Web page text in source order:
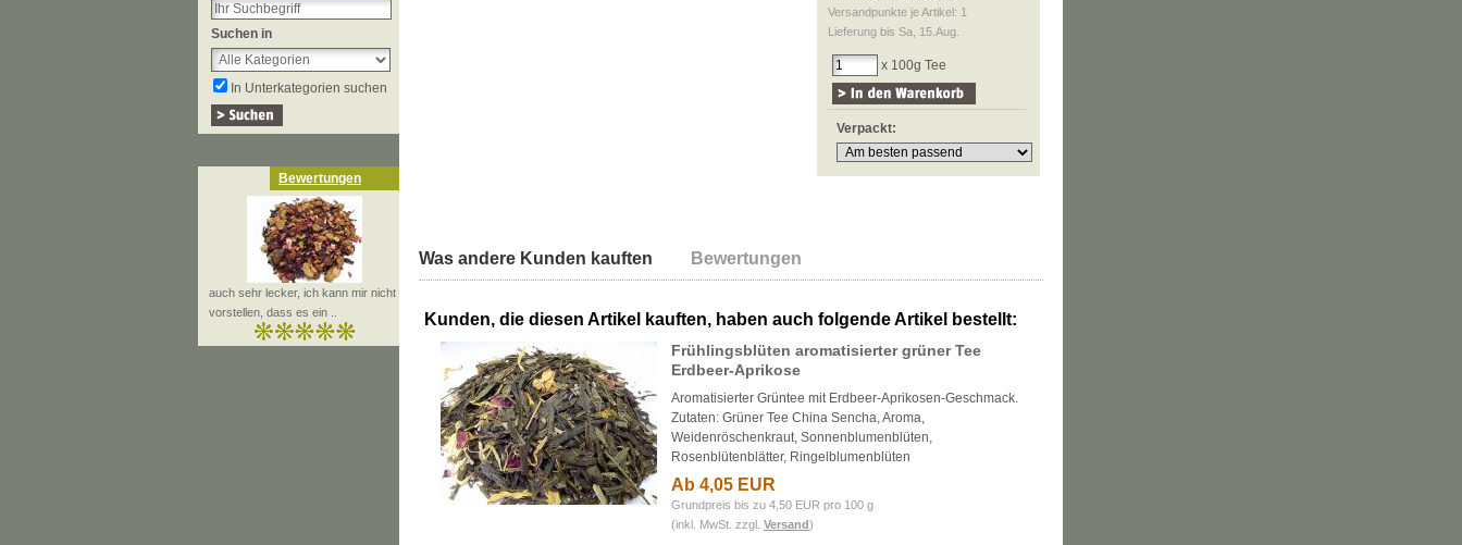
Suchen in
In Unterkategorien suchen
Bewertungen
auch sehr lecker, ich kann mir nicht
vorstellen, dass es ein ..
Versandpunkte je Artikel: 1
Lieferung bis Sa, 15.Aug.
x 100g Tee
Verpackt:
Was andere Kunden kauften Bewertungen
Kunden, die diesen Artikel kauften, haben auch folgende Artikel bestellt:
Frühlingsblüten aromatisierter grüner Tee
Erdbeer-Aprikose
Aromatisierter Grüntee mit Erdbeer-Aprikosen-Geschmack.
Zutaten: Grüner Tee China Sencha, Aroma,
Weidenröschenkraut, Sonnenblumenblüten,
Rosenblütenblätter, Ringelblumenblüten
Ab 4,05 EUR
Grundpreis bis zu 4,50 EUR pro 100 g
(inkl. MwSt. zzgl.Versand)